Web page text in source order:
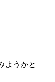
ようかと